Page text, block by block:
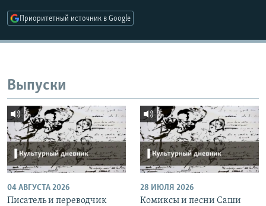
Приоритетный источник в Google
Выпуски
04 АВГУСТА 2026
Писатель и переводчик
28 ИЮЛЯ 2026
Комиксы и песни Саши